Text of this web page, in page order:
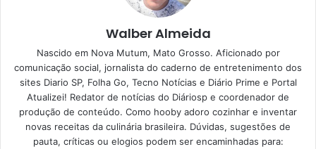
batata
16/06/2023
Parmegiana de Frango: a escolha
certa para um almoço ou jantar
prático e cheio de sabor
15/06/2023
Walber Almeida
Nascido em Nova Mutum, Mato Grosso. Aficionado por
comunicação social, jornalista do caderno de entretenimento dos
sites Diario SP, Folha Go, Tecno Notícias e Diário Prime e Portal
Atualizei! Redator de notícias do Diáriosp e coordenador de
produção de conteúdo. Como hooby adoro cozinhar e inventar
novas receitas da culinária brasileira. Dúvidas, sugestões de
pauta, críticas ou elogios podem ser encaminhadas para: